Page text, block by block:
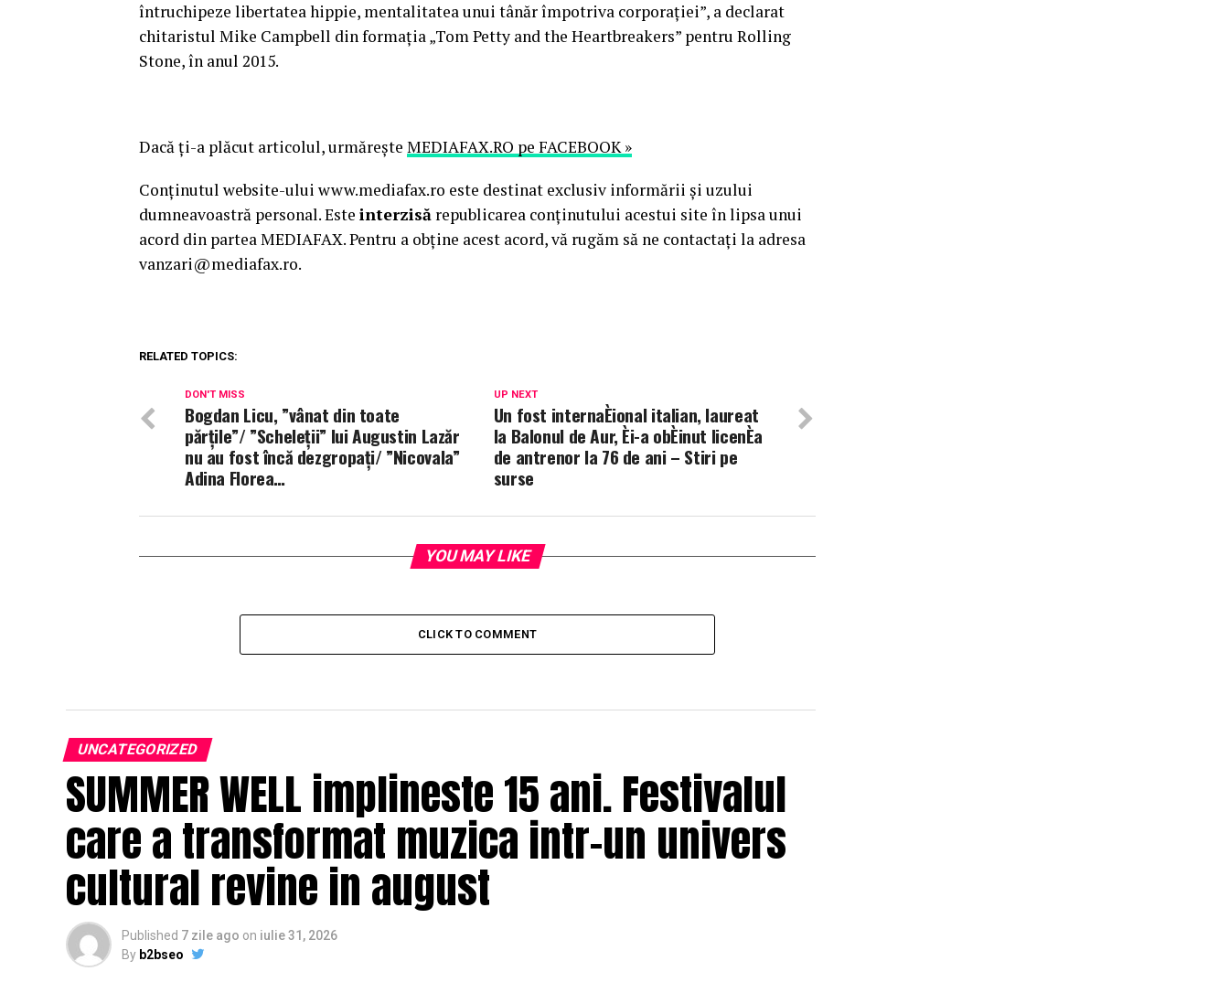
întruchipeze libertatea hippie, mentalitatea unui tânăr împotriva corporaţiei”, a declarat
chitaristul Mike Campbell din formaţia „Tom Petty and the Heartbreakers” pentru Rolling
Stone, în anul 2015.
Dacă ţi-a plăcut articolul, urmăreşte MEDIAFAX.RO pe FACEBOOK »
Conținutul website-ului www.mediafax.ro este destinat exclusiv informării și uzului
dumneavoastră personal. Este interzisă republicarea conținutului acestui site în lipsa unui
acord din partea MEDIAFAX. Pentru a obține acest acord, vă rugăm să ne contactați la adresa
vanzari@mediafax.ro.
RELATED TOPICS:
UP NEXT
Un fost internaÈional italian, laureat
la Balonul de Aur, Èi-a obÈinut licenÈa
de antrenor la 76 de ani – Stiri pe
surse
DON'T MISS
Bogdan Licu, ”vânat din toate
părțile”/ ”Scheleții” lui Augustin Lazăr
nu au fost încă dezgropați/ ”Nicovala”
Adina Florea…
YOU MAY LIKE
CLICK TO COMMENT
UNCATEGORIZED
SUMMER WELL implineste 15 ani. Festivalul
care a transformat muzica intr-un univers
cultural revine in august
Published 7 zile ago on iulie 31, 2026
By b2bseo